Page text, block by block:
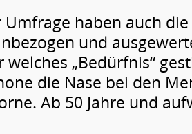
Umfrage haben auch
und
„Bedürfnis“
die Nase bei den
Ab 50 Jahre und